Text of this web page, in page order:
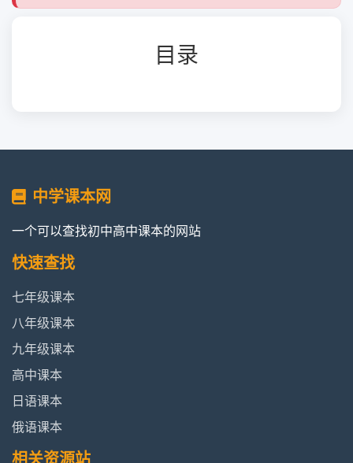
目录
中学课本网
一个可以查找初中高中课本的网站
快速查找
七年级课本
八年级课本
九年级课本
高中课本
日语课本
俄语课本